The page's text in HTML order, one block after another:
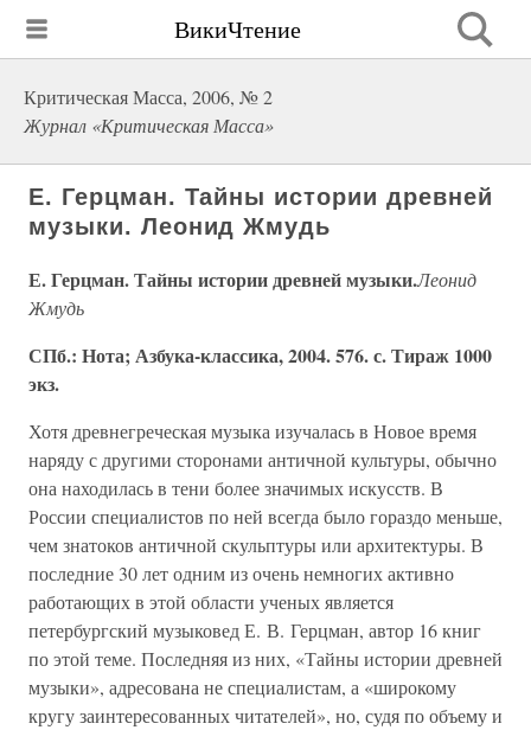
ВикиЧтение
Критическая Масса, 2006, № 2
Журнал «Критическая Масса»
Е. Герцман. Тайны истории древней
музыки. Леонид Жмудь
Е. Герцман. Тайны истории древней музыки.Леонид
Жмудь
СПб.: Нота; Азбука-классика, 2004. 576. с. Тираж 1000
экз.
Хотя древнегреческая музыка изучалась в Новое время
наряду с другими сторонами античной культуры, обычно
она находилась в тени более значимых искусств. В
России специалистов по ней всегда было гораздо меньше,
чем знатоков античной скульптуры или архитектуры. В
последние 30 лет одним из очень немногих активно
работающих в этой области ученых является
петербургский музыковед Е. В. Герцман, автор 16 книг
по этой теме. Последняя из них, «Тайны истории древней
музыки», адресована не специалистам, а «широкому
кругу заинтересованных читателей», но, судя по объему и